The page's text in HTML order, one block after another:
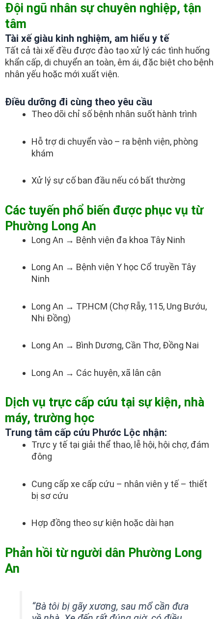
Đội ngũ nhân sự chuyên nghiệp, tận
tâm
Tài xế giàu kinh nghiệm, am hiểu y tế
Tất cả tài xế đều được đào tạo xử lý các tình huống
khẩn cấp, di chuyển an toàn, êm ái, đặc biệt cho bệnh
nhân yếu hoặc mới xuất viện.
Điều dưỡng đi cùng theo yêu cầu
Theo dõi chỉ số bệnh nhân suốt hành trình
Hỗ trợ di chuyển vào – ra bệnh viện, phòng
khám
Xử lý sự cố ban đầu nếu có bất thường
Các tuyến phổ biến được phục vụ từ
Phường Long An
Long An → Bệnh viện đa khoa Tây Ninh
Long An → Bệnh viện Y học Cổ truyền Tây
Ninh
Long An → TP.HCM (Chợ Rẫy, 115, Ung Bướu,
Nhi Đồng)
Long An → Bình Dương, Cần Thơ, Đồng Nai
Long An → Các huyện, xã lân cận
Dịch vụ trực cấp cứu tại sự kiện, nhà
máy, trường học
Trung tâm cấp cứu Phước Lộc nhận:
Trực y tế tại giải thể thao, lễ hội, hội chợ, đám
đông
Cung cấp xe cấp cứu – nhân viên y tế – thiết
bị sơ cứu
Hợp đồng theo sự kiện hoặc dài hạn
Phản hồi từ người dân Phường Long
An
“Bà tôi bị gãy xương, sau mổ cần đưa